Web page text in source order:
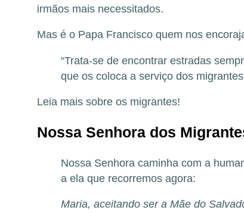
irmãos mais necessitados.
Mas é o Papa Francisco quem nos
“Trata-se de encontrar estradas
que os coloca a serviço dos
Leia mais sobre os migrantes!
Nossa Senhora dos
Nossa Senhora caminha com a
a ela que recorremos agora:
Maria, aceitando ser a Mãe do